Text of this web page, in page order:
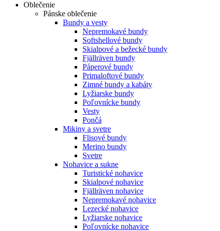
Oblečenie
Pánske oblečenie
Bundy a vesty
Nepremokavé bundy
Softshellové bundy
Skialpové a bežecké bundy
Fjällräven bundy
Páperové bundy
Primaloftové bundy
Zimné bundy a kabáty
Lyžiarske bundy
Poľovnícke bundy
Vesty
Pončá
Mikiny a svetre
Flisové bundy
Merino bundy
Svetre
Nohavice a sukne
Turistické nohavice
Skialpové nohavice
Fjällräven nohavice
Nepremokavé nohavice
Lezecké nohavice
Lyžiarske nohavice
Poľovnícke nohavice